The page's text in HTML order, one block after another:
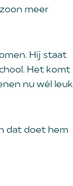
meer
Hij staat
Het komt
nu wél leuk
dat doet hem